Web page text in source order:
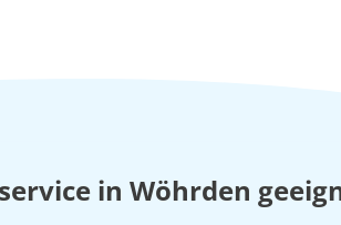
in Wöhrden